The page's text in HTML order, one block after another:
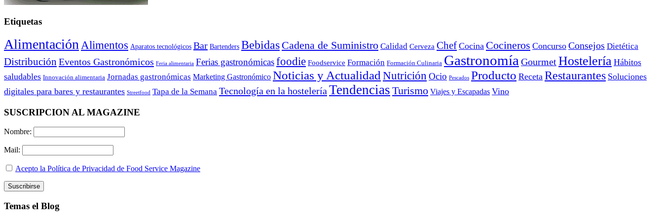
Etiquetas
Alimentación Alimentos Aparatos tecnológicos Bar Bartenders Bebidas Cadena de Suministro Calidad Cerveza Chef Cocina Cocineros Concurso Consejos Dietética
Distribución Eventos Gastronómicos Feria alimentaria Ferias gastronómicasfoodie Foodservice Formación Formación Culinaria Gastronomía GourmetHostelería Hábitos
saludables Innovación alimentaria Jornadas gastronómicas Marketing Gastronómico Noticias y Actualidad Nutrición Ocio Pescados Producto Receta Restaurantes Soluciones
digitales para bares y restaurantes Streetfood Tapa de la Semana Tecnología en la hostelería Tendencias Turismo Viajes y Escapadas Vino
SUSCRIPCION AL MAGAZINE
Nombre:
Mail:
Acepto la Política de Privacidad de Food Service Magazine
Temas el Blog